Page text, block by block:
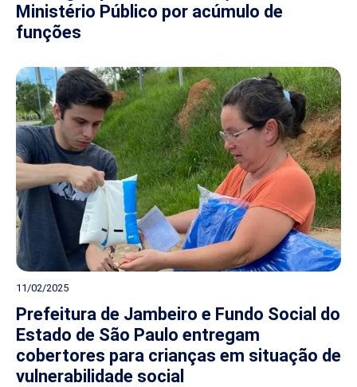
Ministério Público por acúmulo de
funções
11/02/2025
Prefeitura de Jambeiro e Fundo Social do
Estado de São Paulo entregam
cobertores para crianças em situação de
vulnerabilidade social